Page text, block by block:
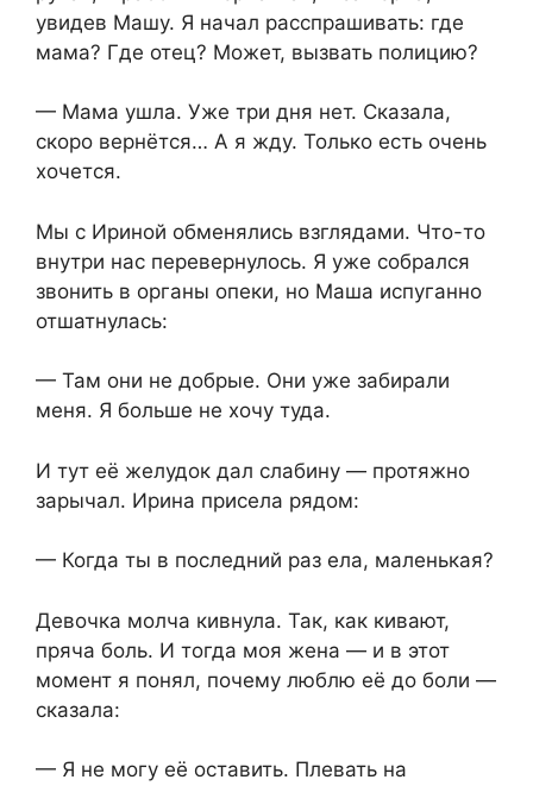
увидев Машу. Я начал расспрашивать: где
мама? Где отец? Может, вызвать полицию?
— Мама ушла. Уже три дня нет. Сказала,
скоро вернётся… А я жду. Только есть очень
хочется.
Мы с Ириной обменялись взглядами. Что-то
внутри нас перевернулось. Я уже собрался
звонить в органы опеки, но Маша испуганно
отшатнулась:
— Там они не добрые. Они уже забирали
меня. Я больше не хочу туда.
И тут её желудок дал слабину — протяжно
зарычал. Ирина присела рядом:
— Когда ты в последний раз ела, маленькая?
Девочка молча кивнула. Так, как кивают,
пряча боль. И тогда моя жена — и в этот
момент я понял, почему люблю её до боли —
сказала:
— Я не могу её оставить. Плевать на